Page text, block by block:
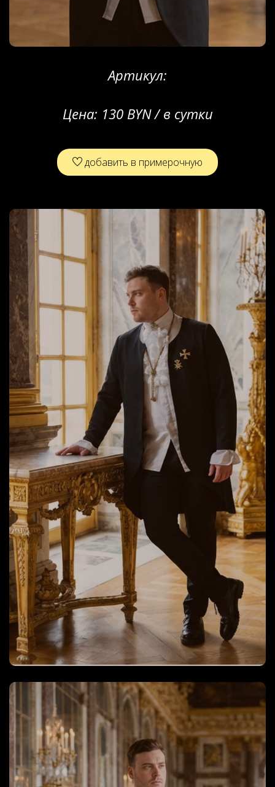
Артикул:
Цена: 130 BYN / в сутки
добавить в примерочную